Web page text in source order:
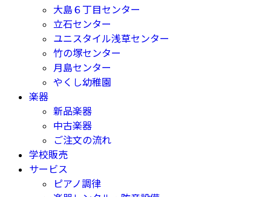
大島６丁目センター
立石センター
ユニスタイル浅草センター
竹の塚センター
月島センター
やくし幼稚園
楽器
新品楽器
中古楽器
ご注文の流れ
学校販売
サービス
ピアノ調律